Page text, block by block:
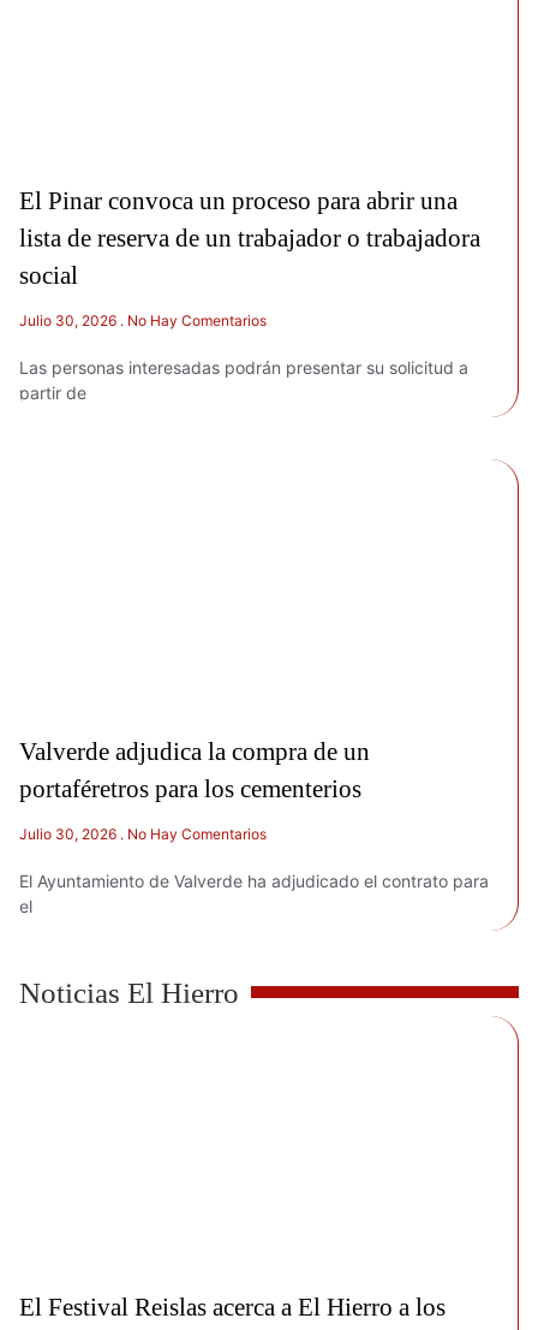
El Pinar convoca un proceso para abrir una
lista de reserva de un trabajador o trabajadora
social
Julio 30, 2026 No Hay Comentarios
Las personas interesadas podrán presentar su solicitud a
partir de
Valverde adjudica la compra de un
portaféretros para los cementerios
Julio 30, 2026 No Hay Comentarios
El Ayuntamiento de Valverde ha adjudicado el contrato para
el
Noticias El Hierro
El Festival Reislas acerca a El Hierro a los